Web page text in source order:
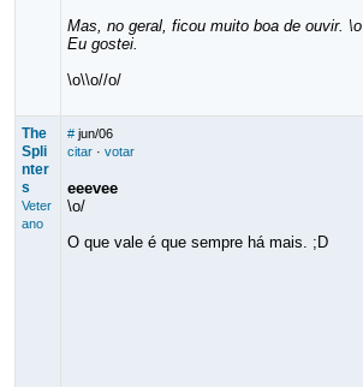
Mas, no geral, ficou muito boa de ouvir. \o
Eu gostei.
\o\\o//o/
The
Spli
nter
s
Veter
ano
# jun/06
citar· votar
eeevee
\o/
O que vale é que sempre há mais. ;D